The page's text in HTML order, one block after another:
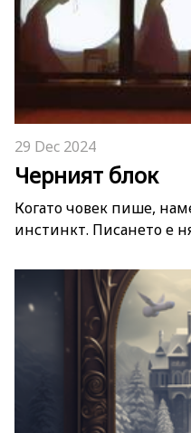
29 Dec 2024
Черният блок
Когато човек пише,
инстинкт. Писането е